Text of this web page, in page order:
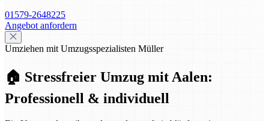
01579-2648225
Angebot anfordern
Umziehen mit Umzugsspezialisten Müller
🏠 Stressfreier Umzug mit Aalen:
Professionell & individuell